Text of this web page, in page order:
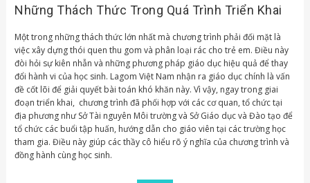
Những Thách Thức Trong Quá Trình Triển Khai
Một trong những thách thức lớn nhất mà chương trình phải đối mặt là
việc xây dựng thói quen thu gom và phân loại rác cho trẻ em. Điều này
đòi hỏi sự kiên nhẫn và những phương pháp giáo dục hiệu quả để thay
đổi hành vi của học sinh. Lagom Việt Nam nhận ra giáo dục chính là vấn
đề cốt lõi để giải quyết bài toán khó khăn này. Vì vậy, ngay trong giai
đoạn triển khai, chương trình đã phối hợp với các cơ quan, tổ chức tại
địa phương như Sở Tài nguyên Môi trường và Sở Giáo dục và Đào tạo để
tổ chức các buổi tập huấn, hướng dẫn cho giáo viên tại các trường học
tham gia. Điều này giúp các thầy cô hiểu rõ ý nghĩa của chương trình và
đồng hành cùng học sinh.